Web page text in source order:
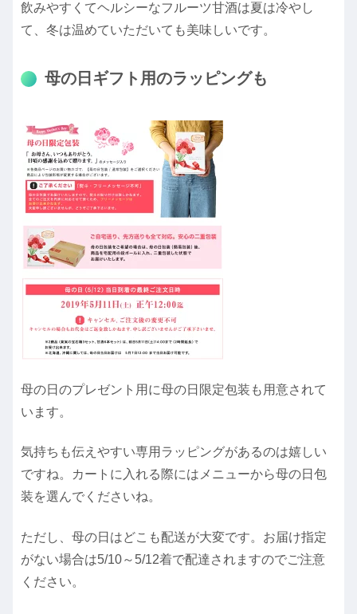
飲みやすくてヘルシーなフルーツ甘酒は夏は冷やし
て、冬は温めていただいても美味しいです。
母の日ギフト用のラッピングも
母の日のプレゼント用に母の日限定包装も用意されて
います。
気持ちも伝えやすい専用ラッピングがあるのは嬉しい
ですね。カートに入れる際にはメニューから母の日包
装を選んでくださいね。
ただし、母の日はどこも配送が大変です。お届け指定
がない場合は5/10～5/12着で配達されますのでご注意
ください。